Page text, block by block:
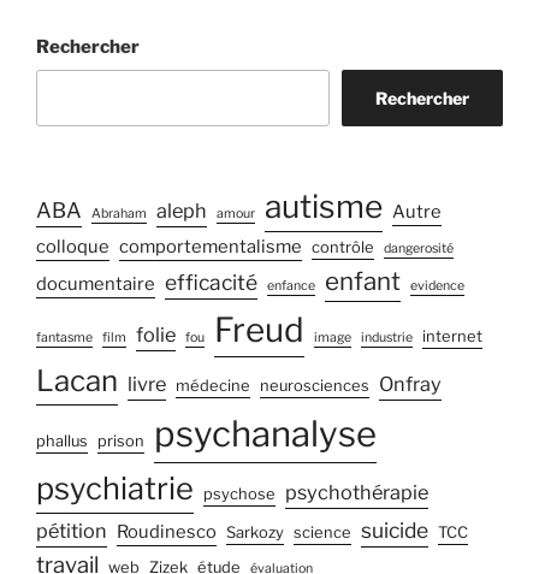
Rechercher
Rechercher
ABA Abraham aleph amour autisme Autre
colloque comportementalisme contrôle dangerosité
documentaire efficacité enfance enfant evidence
fantasme film folie fou Freud image industrie internet
Lacan livre médecine neurosciences Onfray
phallus prison psychanalyse
psychiatrie psychose
psychothérapie
pétition
Roudinesco Sarkozy science suicide TCC
travail web Zizek étude évaluation